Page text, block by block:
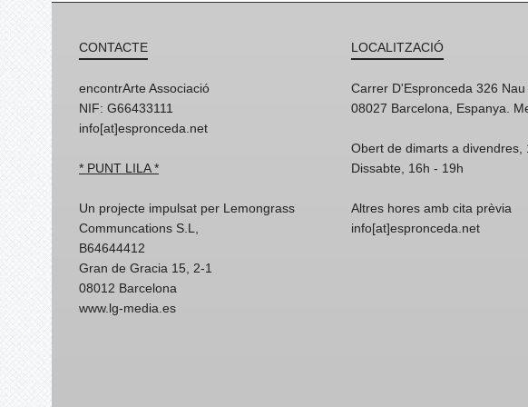
CONTACTE
encontrArte Associació
NIF: G66433111
info[at]espronceda.net
* PUNT LILA *
Un projecte impulsat per Lemongrass
Communcations S.L,
B64644412
Gran de Gracia 15, 2-1
08012 Barcelona
www.lg-media.es
LOCALITZACIÓ
Carrer D'Espronceda 326
08027 Barcelona, Espanya.
Obert de dimarts a divendres,
Dissabte, 16h - 19h
Altres hores amb cita prèvia
info[at]espronceda.net